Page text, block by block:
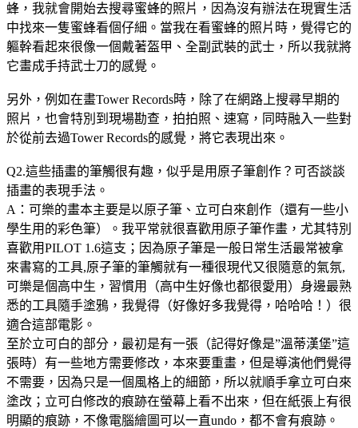
蜂，我就會開始去搜尋蜜蜂的照片，因為沒有辦法在現實生活
中找來一隻蜜蜂看個仔細。當我在看蜜蜂的照片時，覺得它的
軀幹看起來很像一個戴著盔甲、全副武裝的武士，所以我就將
它畫成手持武士刀的感覺。
另外，例如在畫Tower Records時，除了在網路上搜尋早期的
照片，也會特別到現場勘查，拍拍照、速寫，同時融入一些對
於從前去過Tower Records的感覺，將它表現出來。
Q2.這些插畫的筆觸很有趣，似乎是用原子筆創作？可否談談
插畫的表現手法。
A：可樂的畫本主要是以原子筆、立可白來創作（還有一些小
學生用的彩色筆）。我平常就很喜歡用原子筆作畫，尤其特別
喜歡用PILOT 1.6這支；因為原子筆是一般日常生活最常被拿
來書寫的工具,原子筆的筆觸就有一種很現代又很隨意的氣氛,
可樂是個高中生，習慣用（高中生好像也都很愛用）身邊最熟
悉的工具隨手塗鴉，我覺得（好像好多我覺得，哈哈哈！）很
適合這部電影。
至於立可白的部分，最初是有一張（記得好像是”溫蒂漢堡”這
張時）有一些地方需要修改，本來要重畫，但是導演他們覺得
不需要，因為只是一個風格上的細節，所以就順手拿立可白來
塗改；立可白修改的痕跡在螢幕上看不出來，但在紙張上有很
明顯的痕跡，不像電腦繪圖可以一直undo，都不會有痕跡。